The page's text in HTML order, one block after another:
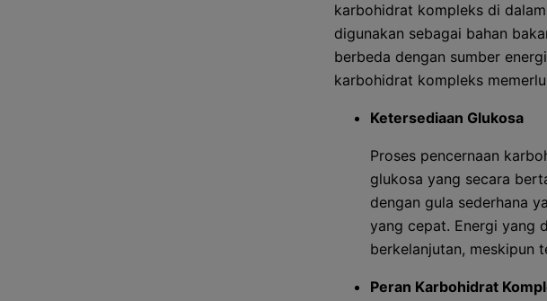
karbohidrat kompleks di
digunakan sebagai bahan
berbeda dengan sumber
karbohidrat kompleks
Ketersediaan Glukosa
Proses pencernaan
glukosa yang secara
dengan gula sederhana
yang cepat. Energi yang
berkelanjutan, meskipun
Peran Karbohidrat